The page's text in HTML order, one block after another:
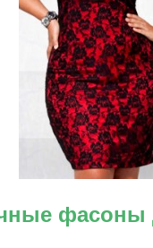
фасоны